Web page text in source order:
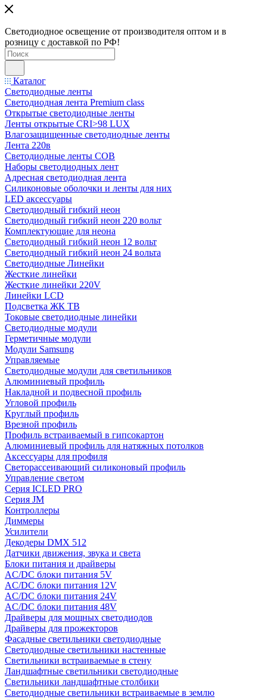
Светодиодное освещение от производителя оптом и в
розницу с доставкой по РФ!
Каталог
Светодиодные ленты
Светодиодная лента Premium class
Открытые светодиодные ленты
Ленты открытые CRI>98 LUX
Влагозащищенные светодиодные ленты
Лента 220в
Светодиодные ленты COB
Наборы светодиодных лент
Адресная светодиодная лента
Силиконовые оболочки и ленты для них
LED аксессуары
Светодиодный гибкий неон
Светодиодный гибкий неон 220 вольт
Комплектующие для неона
Светодиодный гибкий неон 12 вольт
Светодиодный гибкий неон 24 вольта
Светодиодные Линейки
Жесткие линейки
Жесткие линейки 220V
Линейки LCD
Подсветка ЖК ТВ
Токовые светодиодные линейки
Светодиодные модули
Герметичные модули
Модули Samsung
Управляемые
Светодиодные модули для светильников
Алюминиевый профиль
Накладной и подвесной профиль
Угловой профиль
Круглый профиль
Врезной профиль
Профиль встраиваемый в гипсокартон
Алюминиевый профиль для натяжных потолков
Аксессуары для профиля
Светорассеивающий силиконовый профиль
Управление светом
Серия ICLED PRO
Серия JM
Контроллеры
Диммеры
Усилители
Декодеры DMX 512
Датчики движения, звука и света
Блоки питания и драйверы
AC/DC блоки питания 5V
AC/DC блоки питания 12V
AC/DC блоки питания 24V
AC/DC блоки питания 48V
Драйверы для мощных светодиодов
Драйверы для прожекторов
Фасадные светильники светодиодные
Светодиодные светильники настенные
Светильники встраиваемые в стену
Ландшафтные светильники светодиодные
Светильники ландшафтные столбики
Светодиодные светильники встраиваемые в землю